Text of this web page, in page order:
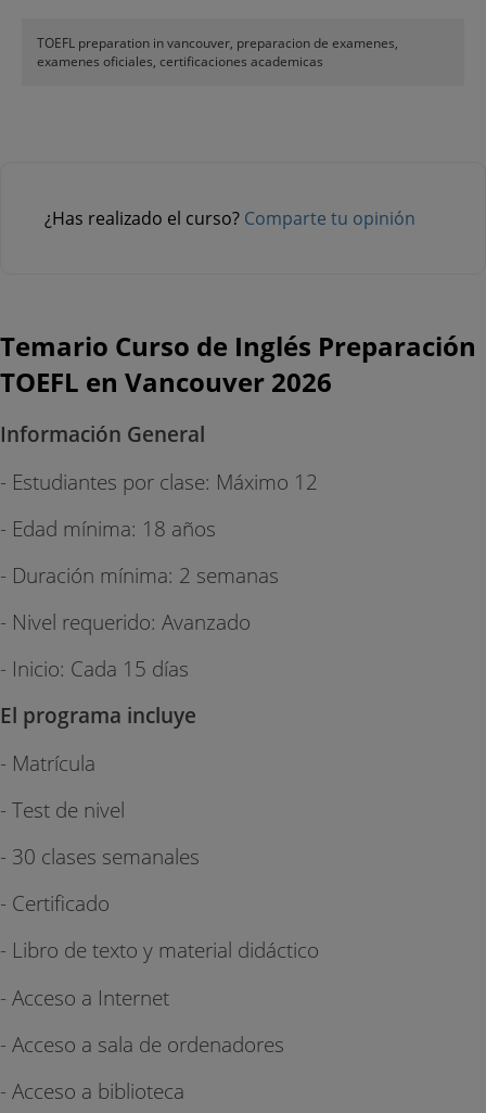
TOEFL preparation in vancouver, preparacion de examenes,
examenes oficiales, certificaciones academicas
¿Has realizado el curso? Comparte tu opinión
Temario Curso de Inglés Preparación
TOEFL en Vancouver 2026
Información General
- Estudiantes por clase: Máximo 12
- Edad mínima: 18 años
- Duración mínima: 2 semanas
- Nivel requerido: Avanzado
- Inicio: Cada 15 días
El programa incluye
- Matrícula
- Test de nivel
- 30 clases semanales
- Certificado
- Libro de texto y material didáctico
- Acceso a Internet
- Acceso a sala de ordenadores
- Acceso a biblioteca